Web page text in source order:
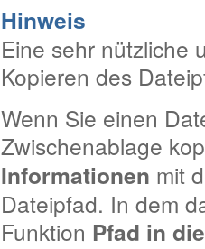
Hinweis
Eine sehr nützliche
Kopieren des
Wenn Sie einen
Zwischenablage
Informationen mit
Dateipfad. In dem
Funktion Pfad in